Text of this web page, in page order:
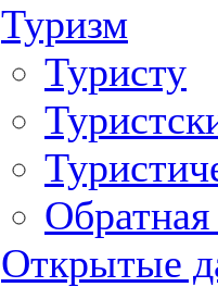
Туризм
Туристу
Обратная
Открытые